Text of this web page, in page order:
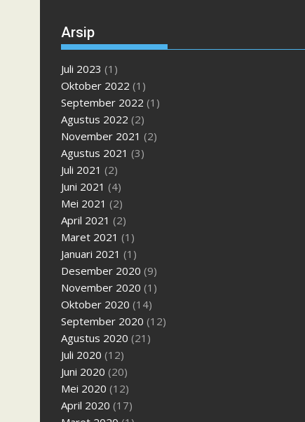
Arsip
Juli 2023 (1)
Oktober 2022 (1)
September 2022 (1)
Agustus 2022 (2)
November 2021 (2)
Agustus 2021 (3)
Juli 2021 (2)
Juni 2021 (4)
Mei 2021 (2)
April 2021 (2)
Maret 2021 (1)
Januari 2021 (1)
Desember 2020 (9)
November 2020 (1)
Oktober 2020 (14)
September 2020 (12)
Agustus 2020 (21)
Juli 2020 (12)
Juni 2020 (20)
Mei 2020 (12)
April 2020 (17)